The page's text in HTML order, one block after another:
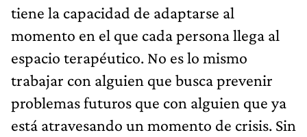
tiene la capacidad de adaptarse al
momento en el que cada persona llega al
espacio terapéutico. No es lo mismo
trabajar con alguien que busca prevenir
problemas futuros que con alguien que ya
está atravesando un momento de crisis. Sin